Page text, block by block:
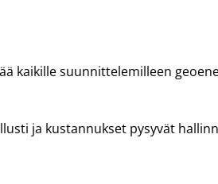
kaikille suunnittelemilleen
ja kustannukset pysyvät